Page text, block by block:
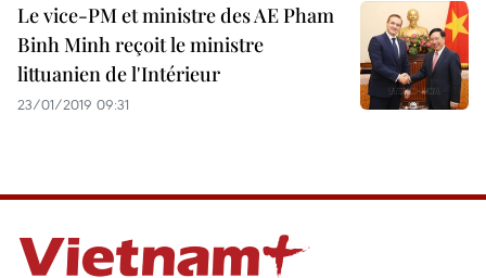
Le vice-PM et ministre des AE Pham
Binh Minh reçoit le ministre
littuanien de l'Intérieur
23/01/2019 09:31